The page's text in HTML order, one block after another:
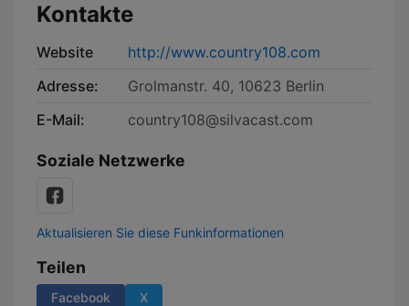
Kontakte
Website
http://www.country108.com
Adresse:
Grolmanstr. 40, 10623 Berlin
E-Mail:
country108@silvacast.com
Soziale Netzwerke
Aktualisieren Sie diese Funkinformationen
Teilen
Facebook X